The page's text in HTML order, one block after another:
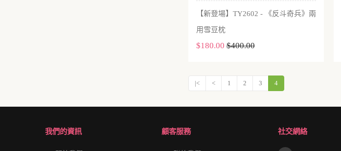
【新登場】TY2602 - 《反斗奇兵》兩
用雪豆枕
$180.00 $400.00
加入購物車
|< < 1 2 3 4
我們的資訊 顧客服務 社交網絡